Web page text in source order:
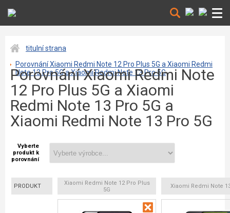
titulní strana
Porovnání Xiaomi Redmi Note 12 Pro Plus 5G a Xiaomi Redmi
Note 13 Pro 5G a Xiaomi Redmi Note 13 Pro 5G
Porovnání Xiaomi Redmi Note
12 Pro Plus 5G a Xiaomi
Redmi Note 13 Pro 5G a
Xiaomi Redmi Note 13 Pro 5G
Vyberte
produkt k
porovnání
PRODUKT
Xiaomi Redmi Note 12 Pro Plus
5G
Xiaomi Redmi Note